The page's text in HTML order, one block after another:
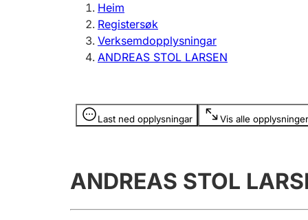
Registrere, endre, slette
Heim
Registersøk
Verksemdopplysningar
ANDREAS STOL LARSEN
Last ned opplysningar Vis alle opplysninger
Opplysninger er skjult
ANDREAS STOL